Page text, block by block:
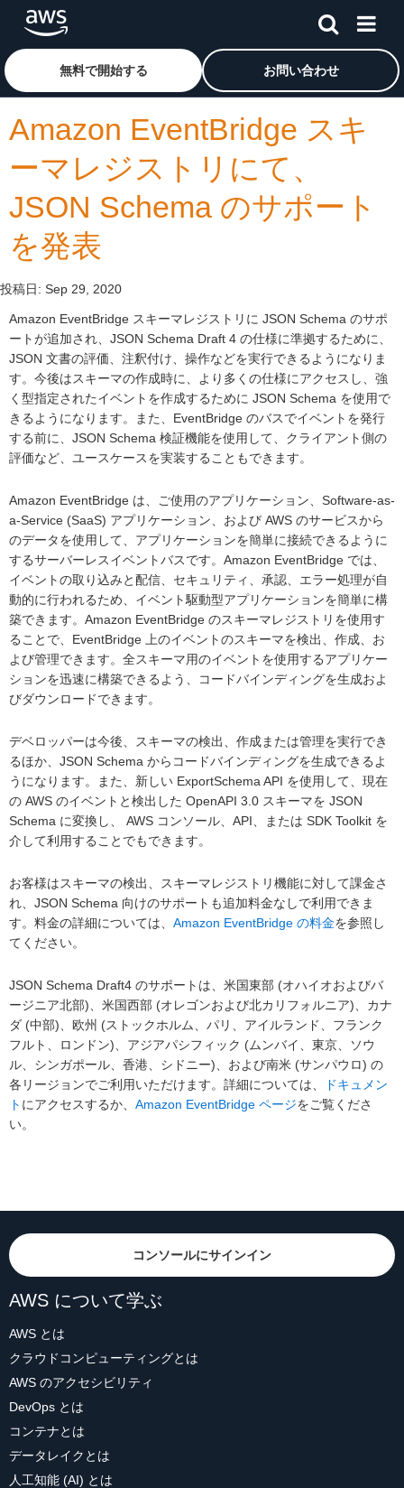
メインコンテンツに移動
アマゾン ウェブ サービスのホームページに戻るには、こ
無料で開始する お問い合わせ
Amazon EventBridge スキ
ーマレジストリにて、
JSON Schema のサポート
を発表
投稿日: Sep 29, 2020
Amazon EventBridge スキーマレジストリに JSON Schema のサポ
ートが追加され、JSON Schema Draft 4 の仕様に準拠するために、
JSON 文書の評価、注釈付け、操作などを実行できるようになりま
す。今後はスキーマの作成時に、より多くの仕様にアクセスし、強
く型指定されたイベントを作成するために JSON Schema を使用で
きるようになります。また、EventBridge のバスでイベントを発行
する前に、JSON Schema 検証機能を使用して、クライアント側の
評価など、ユースケースを実装することもできます。
Amazon EventBridge は、ご使用のアプリケーション、Software-as-
a-Service (SaaS) アプリケーション、および AWS のサービスから
のデータを使用して、アプリケーションを簡単に接続できるように
するサーバーレスイベントバスです。Amazon EventBridge では、
イベントの取り込みと配信、セキュリティ、承認、エラー処理が自
動的に行われるため、イベント駆動型アプリケーションを簡単に構
築できます。Amazon EventBridge のスキーマレジストリを使用す
ることで、EventBridge 上のイベントのスキーマを検出、作成、お
よび管理できます。全スキーマ用のイベントを使用するアプリケー
ションを迅速に構築できるよう、コードバインディングを生成およ
びダウンロードできます。
デベロッパーは今後、スキーマの検出、作成または管理を実行でき
るほか、JSON Schema からコードバインディングを生成できるよ
うになります。また、新しい ExportSchema API を使用して、現在
の AWS のイベントと検出した OpenAPI 3.0 スキーマを JSON
Schema に変換し、 AWS コンソール、API、または SDK Toolkit を
介して利用することでもできます。
お客様はスキーマの検出、スキーマレジストリ機能に対して課金さ
れ、JSON Schema 向けのサポートも追加料金なしで利用できま
す。料金の詳細については、 Amazon EventBridge の料金を参照し
てください。
JSON Schema Draft4 のサポートは、米国東部 (オハイオおよびバ
ージニア北部)、米国西部 (オレゴンおよび北カリフォルニア)、カナ
ダ (中部)、欧州 (ストックホルム、パリ、アイルランド、フランク
フルト、ロンドン)、アジアパシフィック (ムンバイ、東京、ソウ
ル、シンガポール、香港、シドニー)、および南米 (サンパウロ) の
各リージョンでご利用いただけます。詳細については、
ドキュメン
ト にアクセスするか、 Amazon EventBridge ページをご覧くださ
い。
コンソールにサインイン
AWS について学ぶ
AWS とは
クラウドコンピューティングとは
AWS のアクセシビリティ
DevOps とは
コンテナとは
データレイクとは
人工知能 (AI) とは